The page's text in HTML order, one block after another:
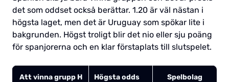
det som oddset också berättar. 1.20 är väl nästan i
högsta laget, men det är Uruguay som spökar lite i
bakgrunden. Högst troligt blir det nio eller sju poäng
för spanjorerna och en klar förstaplats till slutspelet.
Att vinna grupp H Högsta odds Spelbolag